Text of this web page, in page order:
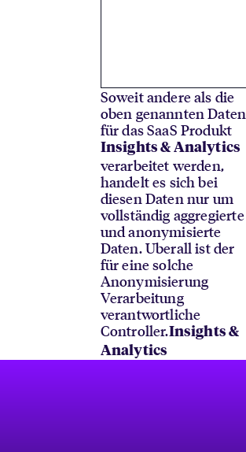
Soweit andere als die
oben genannten Daten
für das SaaS Produkt
Insights & Analytics
verarbeitet werden,
handelt es sich bei
diesen Daten nur um
vollständig aggregierte
und anonymisierte
Daten. Uberall ist der
für eine solche
Anonymisierung
Verarbeitung
verantwortliche
Controller.Insights &
Analytics